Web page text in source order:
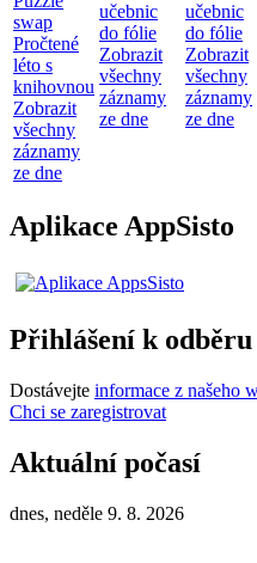
swap
Pročtené
léto s
knihovnou
Zobrazit
všechny
záznamy
ze dne
učebnic
do fólie
Zobrazit
všechny
záznamy
ze dne
učebnic
do fólie
Zobrazit
všechny
záznamy
ze dne
Aplikace AppSisto
Přihlášení k
Dostávejte informace z našeho
Chci se zaregistrovat
Aktuální počasí
dnes, neděle 9. 8. 2026